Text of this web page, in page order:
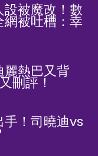
被魔改！數
被吐槽：幸
麗熱巴又背
刪評！
！司曉迪vs